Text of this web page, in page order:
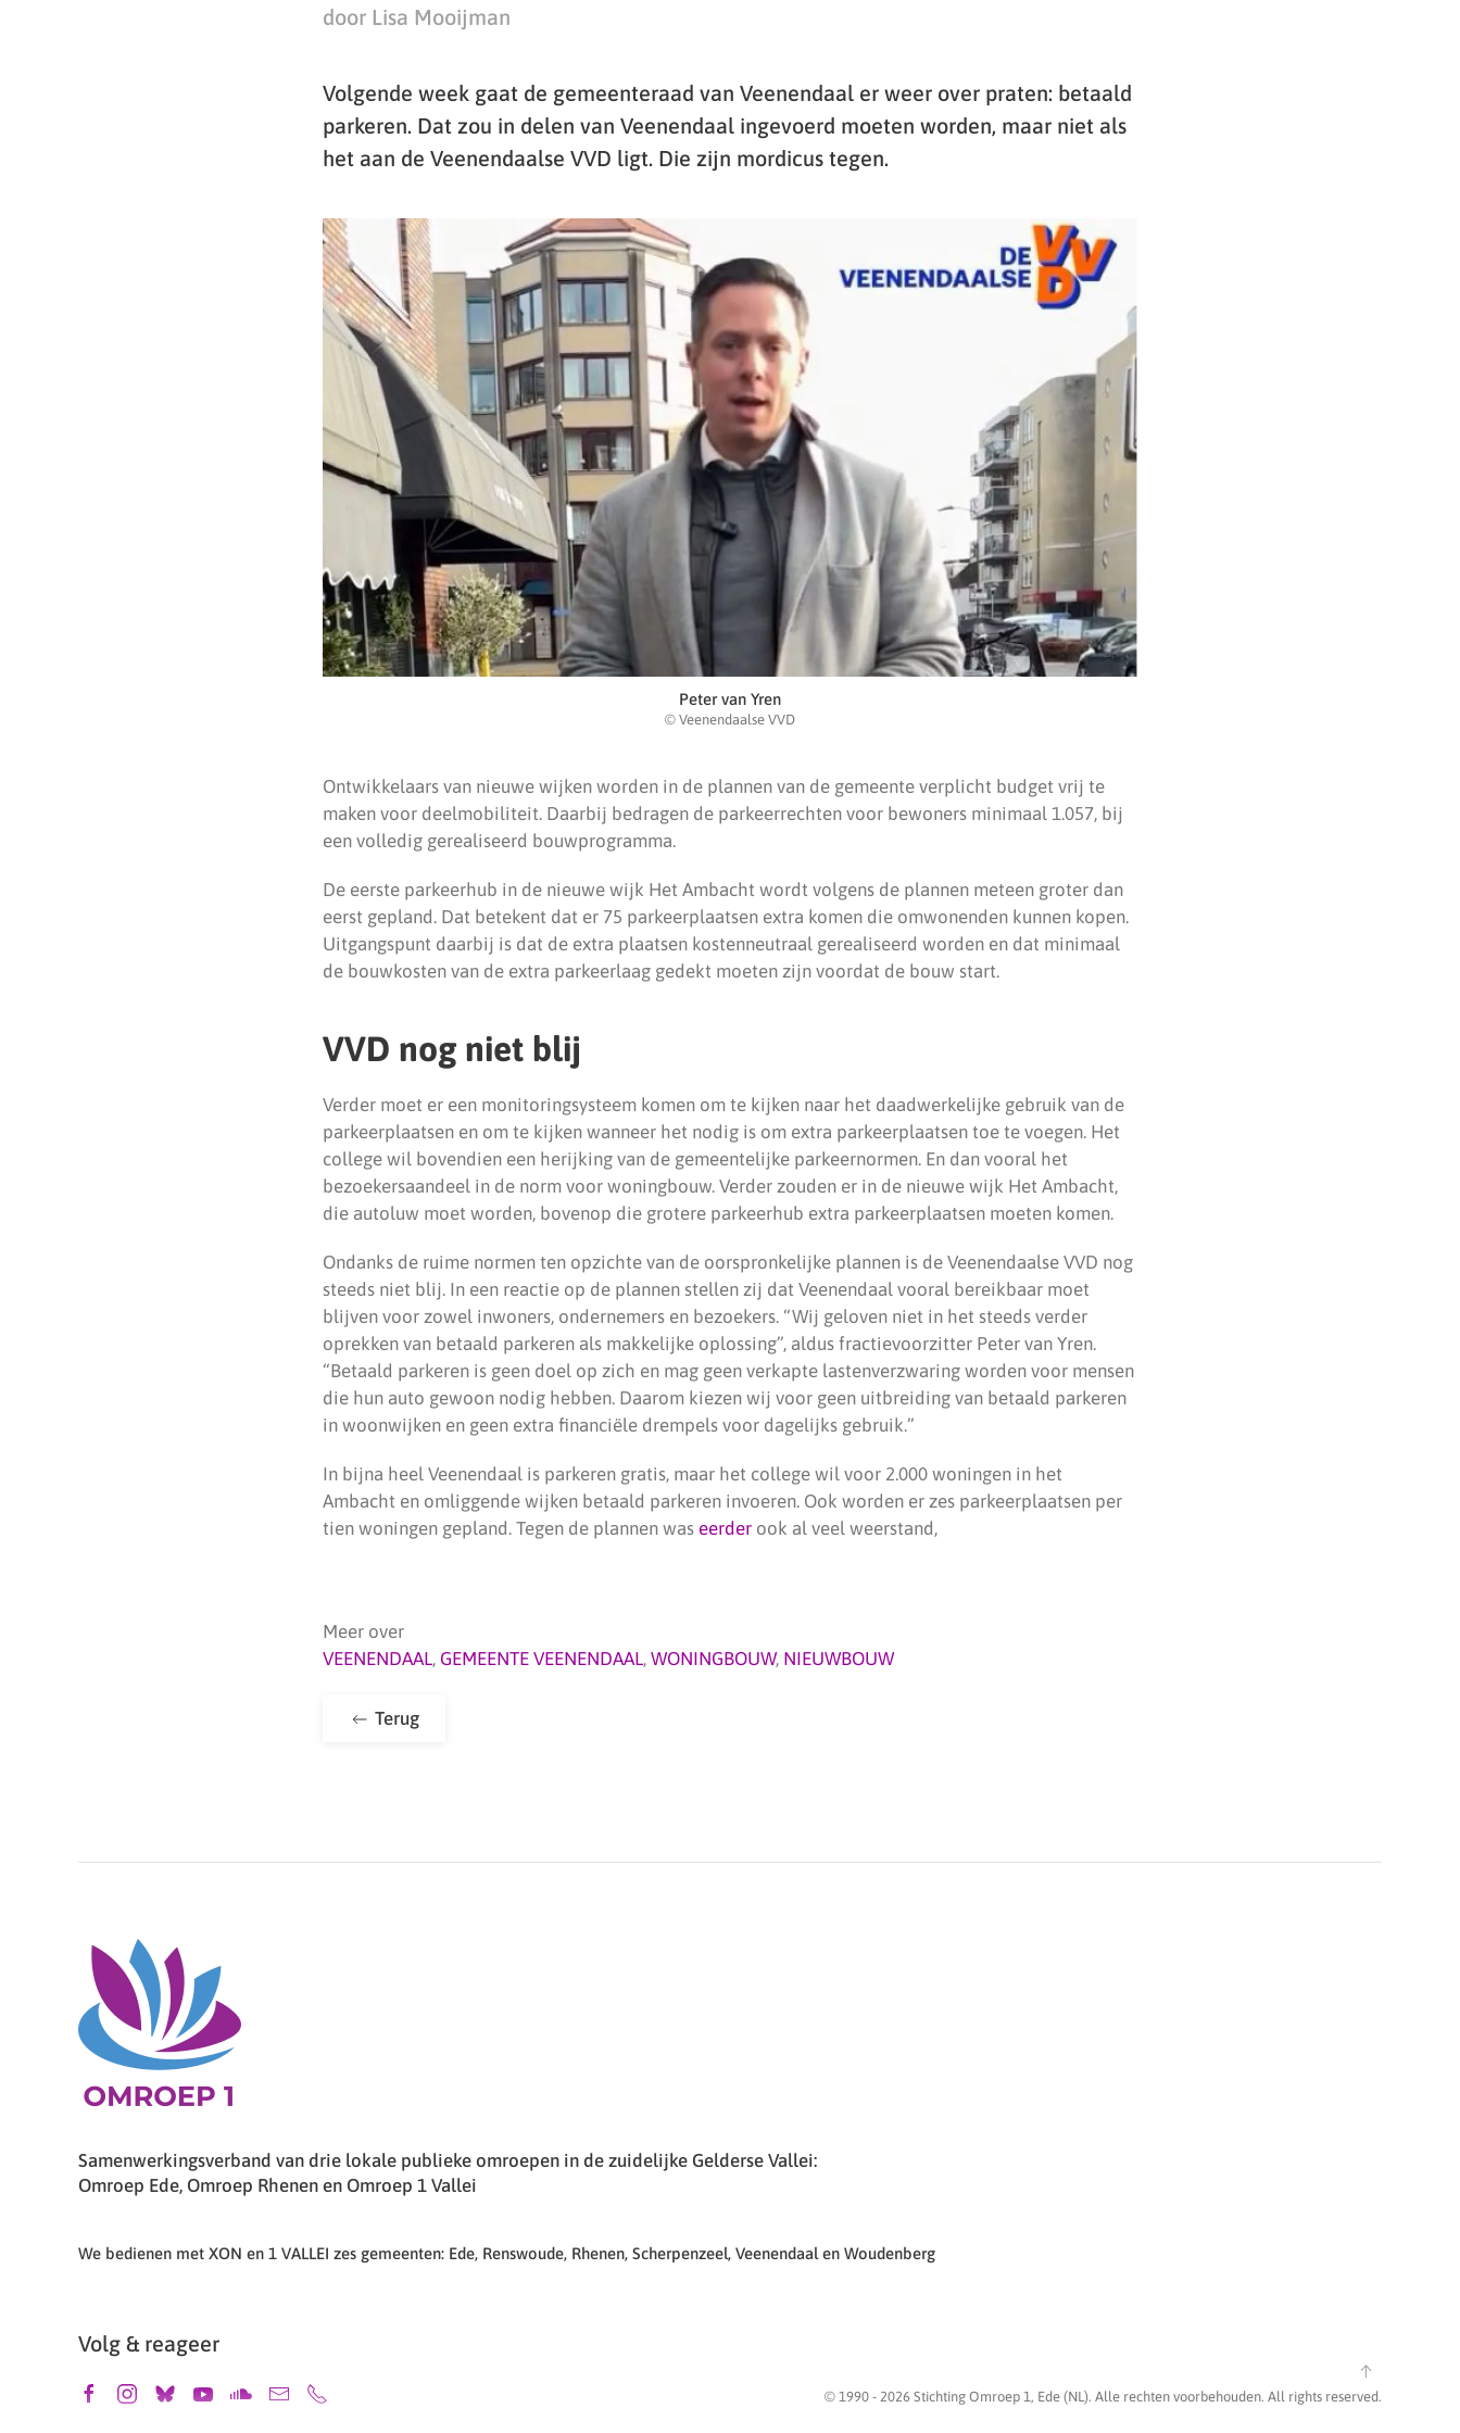
door Lisa Mooijman
Volgende week gaat de gemeenteraad van Veenendaal er weer over praten: betaald
parkeren. Dat zou in delen van Veenendaal ingevoerd moeten worden, maar niet als
het aan de Veenendaalse VVD ligt. Die zijn mordicus tegen.
Peter van Yren
© Veenendaalse VVD
Ontwikkelaars van nieuwe wijken worden in de plannen van de gemeente verplicht budget vrij te
maken voor deelmobiliteit. Daarbij bedragen de parkeerrechten voor bewoners minimaal 1.057, bij
een volledig gerealiseerd bouwprogramma.
De eerste parkeerhub in de nieuwe wijk Het Ambacht wordt volgens de plannen meteen groter dan
eerst gepland. Dat betekent dat er 75 parkeerplaatsen extra komen die omwonenden kunnen kopen.
Uitgangspunt daarbij is dat de extra plaatsen kostenneutraal gerealiseerd worden en dat minimaal
de bouwkosten van de extra parkeerlaag gedekt moeten zijn voordat de bouw start.
VVD nog niet blij
Verder moet er een monitoringsysteem komen om te kijken naar het daadwerkelijke gebruik van de
parkeerplaatsen en om te kijken wanneer het nodig is om extra parkeerplaatsen toe te voegen. Het
college wil bovendien een herijking van de gemeentelijke parkeernormen. En dan vooral het
bezoekersaandeel in de norm voor woningbouw. Verder zouden er in de nieuwe wijk Het Ambacht,
die autoluw moet worden, bovenop die grotere parkeerhub extra parkeerplaatsen moeten komen.
Ondanks de ruime normen ten opzichte van de oorspronkelijke plannen is de Veenendaalse VVD nog
steeds niet blij. In een reactie op de plannen stellen zij dat Veenendaal vooral bereikbaar moet
blijven voor zowel inwoners, ondernemers en bezoekers. “Wij geloven niet in het steeds verder
oprekken van betaald parkeren als makkelijke oplossing”, aldus fractievoorzitter Peter van Yren.
“Betaald parkeren is geen doel op zich en mag geen verkapte lastenverzwaring worden voor mensen
die hun auto gewoon nodig hebben. Daarom kiezen wij voor geen uitbreiding van betaald parkeren
in woonwijken en geen extra financiële drempels voor dagelijks gebruik.”
In bijna heel Veenendaal is parkeren gratis, maar het college wil voor 2.000 woningen in het
Ambacht en omliggende wijken betaald parkeren invoeren. Ook worden er zes parkeerplaatsen per
tien woningen gepland. Tegen de plannen was eerder ook al veel weerstand,
Meer over
VEENENDAAL, GEMEENTE VEENENDAAL, WONINGBOUW, NIEUWBOUW
Terug
Samenwerkingsverband van drie lokale publieke omroepen in de zuidelijke Gelderse Vallei:
Omroep Ede, Omroep Rhenen en Omroep 1 Vallei
We bedienen met XON en 1 VALLEI zes gemeenten: Ede, Renswoude, Rhenen, Scherpenzeel, Veenendaal en Woudenberg
Volg & reageer
© 1990 - 2026 Stichting Omroep 1, Ede (NL). Alle rechten voorbehouden. All rights reserved.